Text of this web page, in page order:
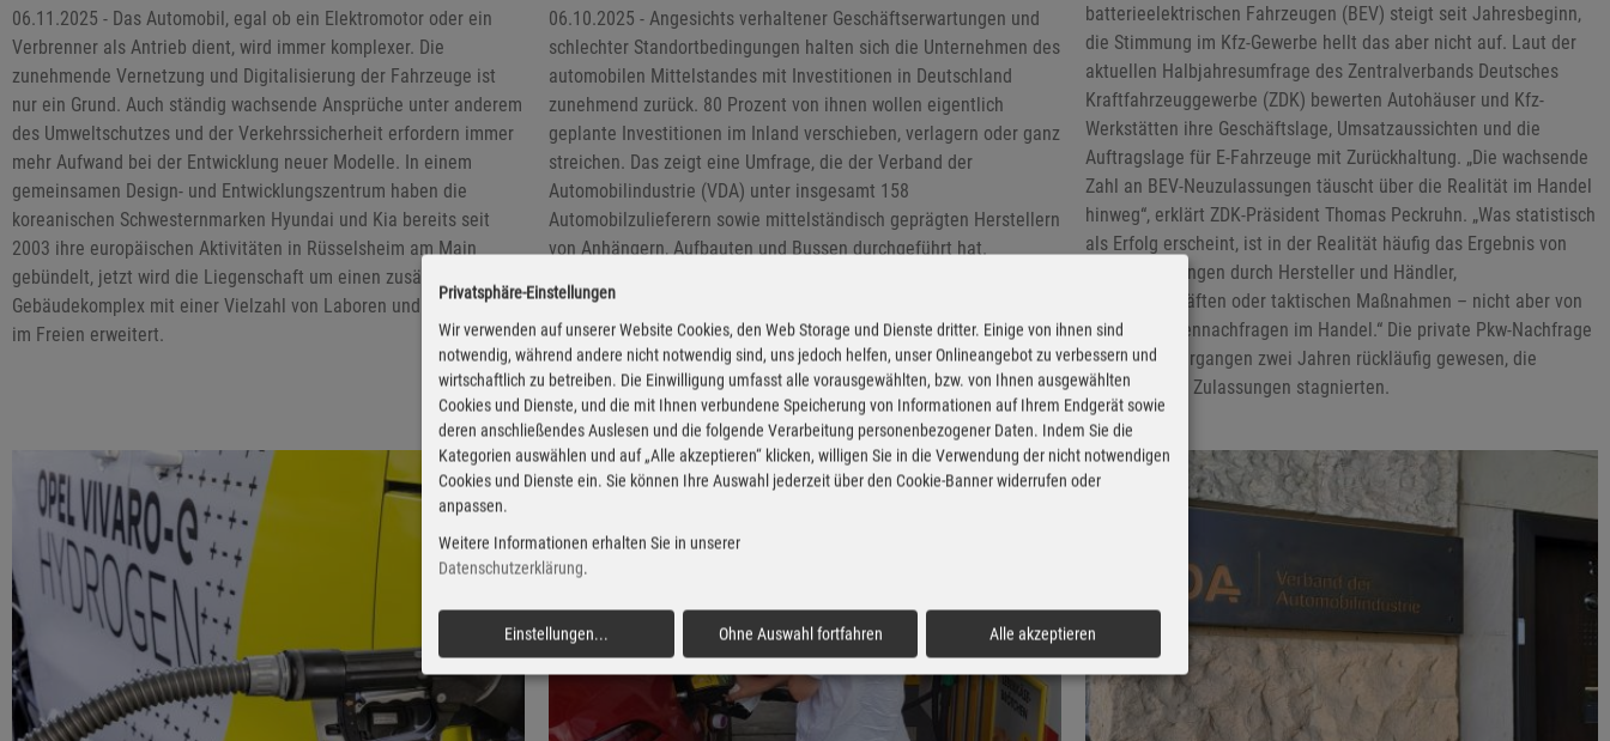
06.11.2025 - Das Automobil, egal ob ein Elektromotor oder ein
Verbrenner als Antrieb dient, wird immer komplexer. Die
zunehmende Vernetzung und Digitalisierung der Fahrzeuge ist
nur ein Grund. Auch ständig wachsende Ansprüche unter anderem
des Umweltschutzes und der Verkehrssicherheit erfordern immer
mehr Aufwand bei der Entwicklung neuer Modelle. In einem
gemeinsamen Design- und Entwicklungszentrum haben die
koreanischen Schwesternmarken Hyundai und Kia bereits seit
2003 ihre europäischen Aktivitäten in Rüsselsheim am Main
gebündelt, jetzt wird die Liegenschaft um einen zusätzlichen
Gebäudekomplex mit einer Vielzahl von Laboren und Testflächen
im Freien erweitert.
06.10.2025 - Angesichts verhaltener Geschäftserwartungen und
schlechter Standortbedingungen halten sich die Unternehmen des
automobilen Mittelstandes mit Investitionen in Deutschland
zunehmend zurück. 80 Prozent von ihnen wollen eigentlich
geplante Investitionen im Inland verschieben, verlagern oder ganz
streichen. Das zeigt eine Umfrage, die der Verband der
Automobilindustrie (VDA) unter insgesamt 158
Automobilzulieferern sowie mittelständisch geprägten Herstellern
von Anhängern, Aufbauten und Bussen durchgeführt hat.
batterieelektrischen Fahrzeugen (BEV) steigt seit Jahresbeginn,
die Stimmung im Kfz-Gewerbe hellt das aber nicht auf. Laut der
aktuellen Halbjahresumfrage des Zentralverbands Deutsches
Kraftfahrzeuggewerbe (ZDK) bewerten Autohäuser und Kfz-
Werkstätten ihre Geschäftslage, Umsatzaussichten und die
Auftragslage für E-Fahrzeuge mit Zurückhaltung. „Die wachsende
Zahl an BEV-Neuzulassungen täuscht über die Realität im Handel
hinweg“, erklärt ZDK-Präsident Thomas Peckruhn. „Was statistisch
als Erfolg erscheint, ist in der Realität häufig das Ergebnis von
Eigenzulassungen durch Hersteller und Händler,
Flottengeschäften oder taktischen Maßnahmen – nicht aber von
echten Kundennachfragen im Handel.“ Die private Pkw-Nachfrage
seit in den vergangen zwei Jahren rückläufig gewesen, die
gewerblichen Zulassungen stagnierten.
Privatsphäre-Einstellungen
Wir verwenden auf unserer Website Cookies, den Web Storage und Dienste dritter. Einige von ihnen sind
notwendig, während andere nicht notwendig sind, uns jedoch helfen, unser Onlineangebot zu verbessern und
wirtschaftlich zu betreiben. Die Einwilligung umfasst alle vorausgewählten, bzw. von Ihnen ausgewählten
Cookies und Dienste, und die mit Ihnen verbundene Speicherung von Informationen auf Ihrem Endgerät sowie
deren anschließendes Auslesen und die folgende Verarbeitung personenbezogener Daten. Indem Sie die
Kategorien auswählen und auf „Alle akzeptieren“ klicken, willigen Sie in die Verwendung der nicht notwendigen
Cookies und Dienste ein. Sie können Ihre Auswahl jederzeit über den Cookie-Banner widerrufen oder
anpassen.
Weitere Informationen erhalten Sie in unserer
Datenschutzerklärung.
Einstellungen... Ohne Auswahl fortfahren Alle akzeptieren